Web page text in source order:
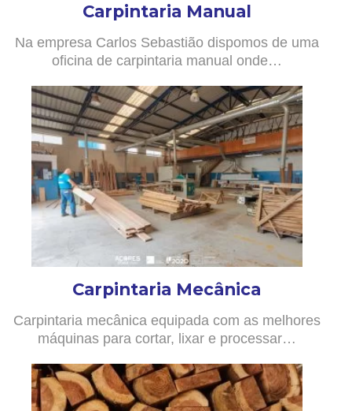
Carpintaria Manual
Na empresa Carlos Sebastião dispomos de uma
oficina de carpintaria manual onde…
Carpintaria Mecânica
Carpintaria mecânica equipada com as melhores
máquinas para cortar, lixar e processar…